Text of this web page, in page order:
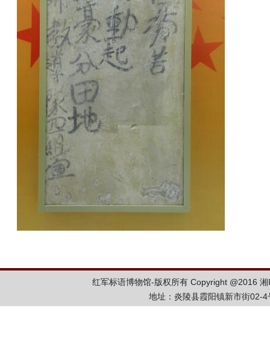
红军标语博物馆-版权所有 Copyright @2016 湘
地址：炎陵县霞阳镇新市街